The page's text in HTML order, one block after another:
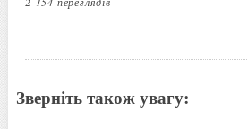
Зверніть також увагу: